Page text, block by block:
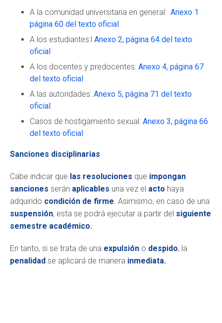
A la comunidad universitaria en general: Anexo 1
página 60 del texto oficial
A los estudiantes:l Anexo 2, página 64 del texto
oficial
A los docentes y predocentes: Anexo 4, página 67
del texto oficial
A las autoridades: Anexo 5, página 71 del texto
oficial
Casos de hostigamiento sexual: Anexo 3, página 66
del texto oficial
Sanciones disciplinarias
Cabe indicar que las resoluciones que impongan
sanciones serán aplicables una vez el acto haya
adquirido condición de firme. Asimismo, en caso de una
suspensión, esta se podrá ejecutar a partir del siguiente
semestre académico.
En tanto, si se trata de una expulsión o despido, la
penalidad se aplicará de manera inmediata.